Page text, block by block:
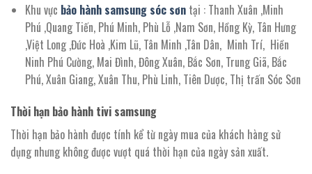
Khu vực bảo hành samsung sóc sơn tại : Thanh Xuân ,Minh
Phú ,Quang Tiến, Phú Minh, Phù Lỗ ,Nam Sơn, Hồng Kỳ, Tân Hưng
,Việt Long ,Đức Hoà ,Kim Lũ, Tân Minh ,Tân Dân, Minh Trí, Hiền
Ninh Phú Cường, Mai Đình, Đông Xuân, Bắc Sơn, Trung Giã, Bắc
Phú, Xuân Giang, Xuân Thu, Phù Linh, Tiên Dược, Thị trấn Sóc Sơn
Thời hạn bảo hành tivi samsung
Thời hạn bảo hành được tính kể từ ngày mua của khách hàng sử
dụng nhưng không được vượt quá thời hạn của ngày sản xuất.